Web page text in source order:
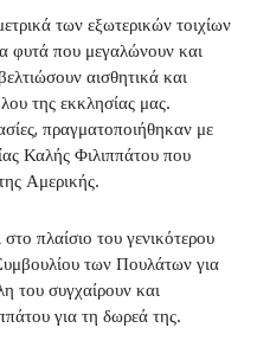
των εξωτερικών τοιχίων
φυτά που μεγαλώνουν και
αισθητικά και
της εκκλησίας μας.
πραγματοποιήθηκαν με
Καλής Φιλιππάτου που
Αμερικής.
πλαίσιο του γενικότερου
των Πουλάτων για
του συγχαίρουν και
για τη δωρεά της.